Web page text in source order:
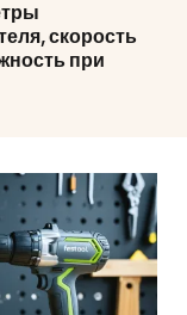
скорость
при